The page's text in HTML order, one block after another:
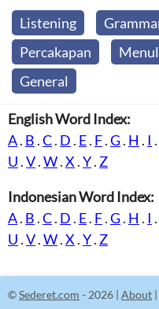
Listening
Percakapan
General
English Word Index:
A. B .C. D . E. F.G. H . I .
U .V.W.X .Y. Z
Indonesian Word Index:
A. B .C. D . E. F.G. H . I .
U .V.W.X .Y. Z
©Sederet.com - 2026 | About |